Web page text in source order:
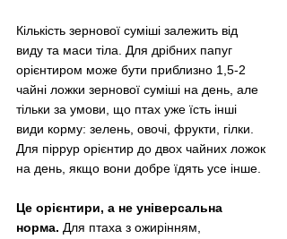
Кількість зернової суміші залежить від
виду та маси тіла. Для дрібних папуг
орієнтиром може бути приблизно 1,5-2
чайні ложки зернової суміші на день, але
тільки за умови, що птах уже їсть інші
види корму: зелень, овочі, фрукти, гілки.
Для піррур орієнтир до двох чайних ложок
на день, якщо вони добре їдять усе інше.
Це орієнтири, а не універсальна
норма. Для птаха з ожирінням,